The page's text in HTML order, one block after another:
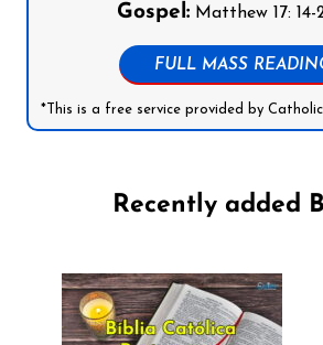
Gospel:Matthew 17: 14-
FULL MASS
*This is a free service provided by Catholic
Recently added